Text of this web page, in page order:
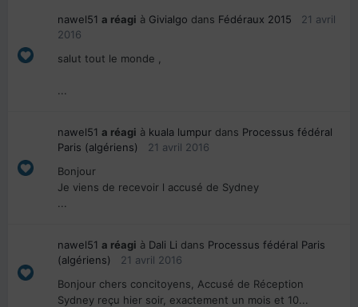
nawel51 a réagi à Givialgo dans Fédéraux 2015
21 avril
2016
salut tout le monde ,
...
nawel51 a réagi à kuala lumpur dans Processus fédéral
Paris (algériens)
21 avril 2016
Bonjour
Je viens de recevoir l accusé de Sydney
...
nawel51 a réagi à Dali Li dans Processus fédéral Paris
(algériens)
21 avril 2016
Bonjour chers concitoyens, Accusé de Réception
Sydney reçu hier soir, exactement un mois et 10...